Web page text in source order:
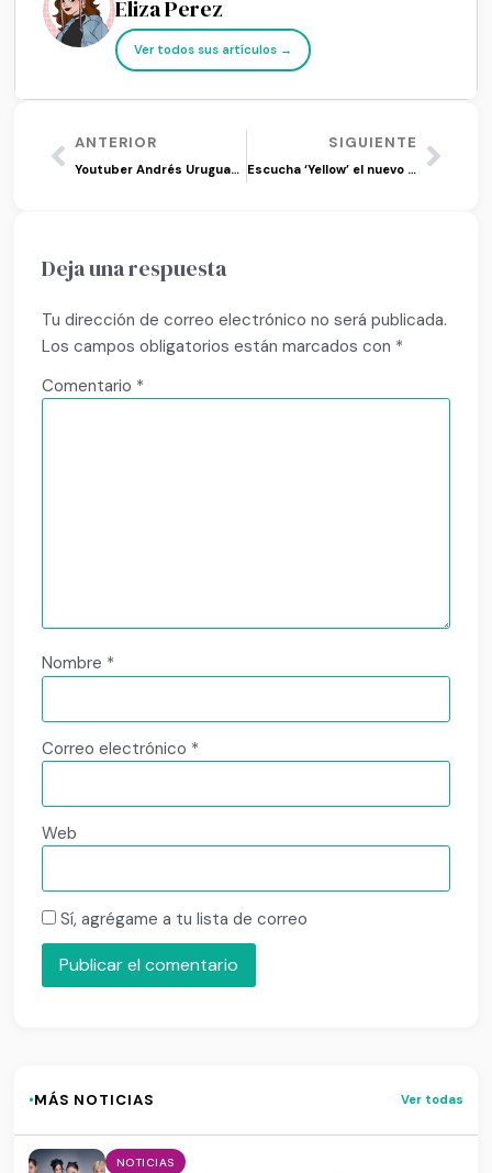
Eliza Perez
Ver todos sus artículos →
ANTERIOR
Youtuber Andrés Uruguayo prueba comida coreana en Venezuela
SIGUIENTE
Escucha ‘Yellow’ el nuevo mini álbum de Kang Daniel
Deja una respuesta
Tu dirección de correo electrónico no será publicada.
Los campos obligatorios están marcados con *
Comentario *
Nombre *
Correo electrónico *
Web
Sí, agrégame a tu lista de correo
·MÁS NOTICIAS Ver todas
NOTICIAS